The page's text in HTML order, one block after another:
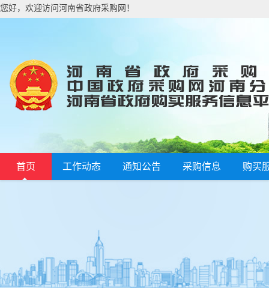
您好，欢迎访问河南省政府采购网！
首页 工作动态 通知公告 采购信息 购买